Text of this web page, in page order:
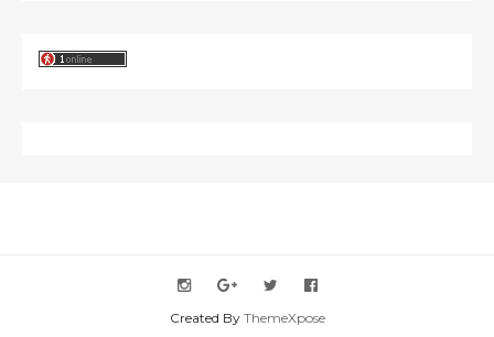
Created By ThemeXpose